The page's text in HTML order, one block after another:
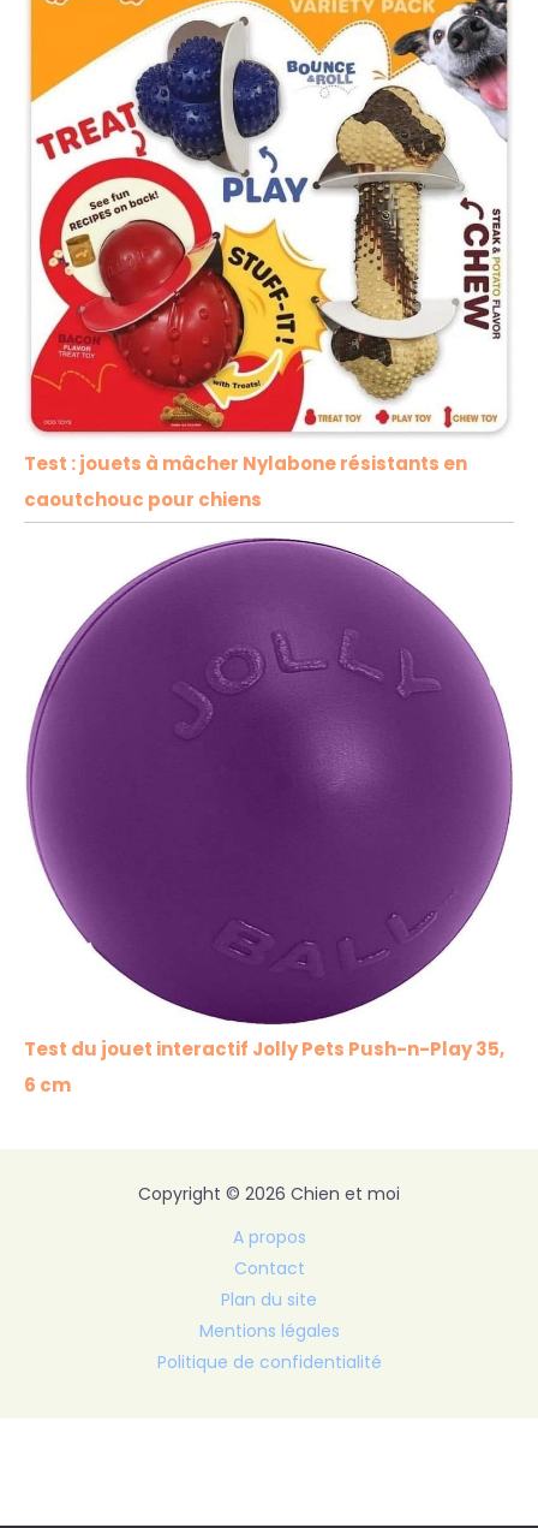
Test : jouets à mâcher Nylabone résistants en
caoutchouc pour chiens
Test du jouet interactif Jolly Pets Push-n-Play 35,
6 cm
Copyright © 2026 Chien et moi
A propos
Contact
Plan du site
Mentions légales
Politique de confidentialité